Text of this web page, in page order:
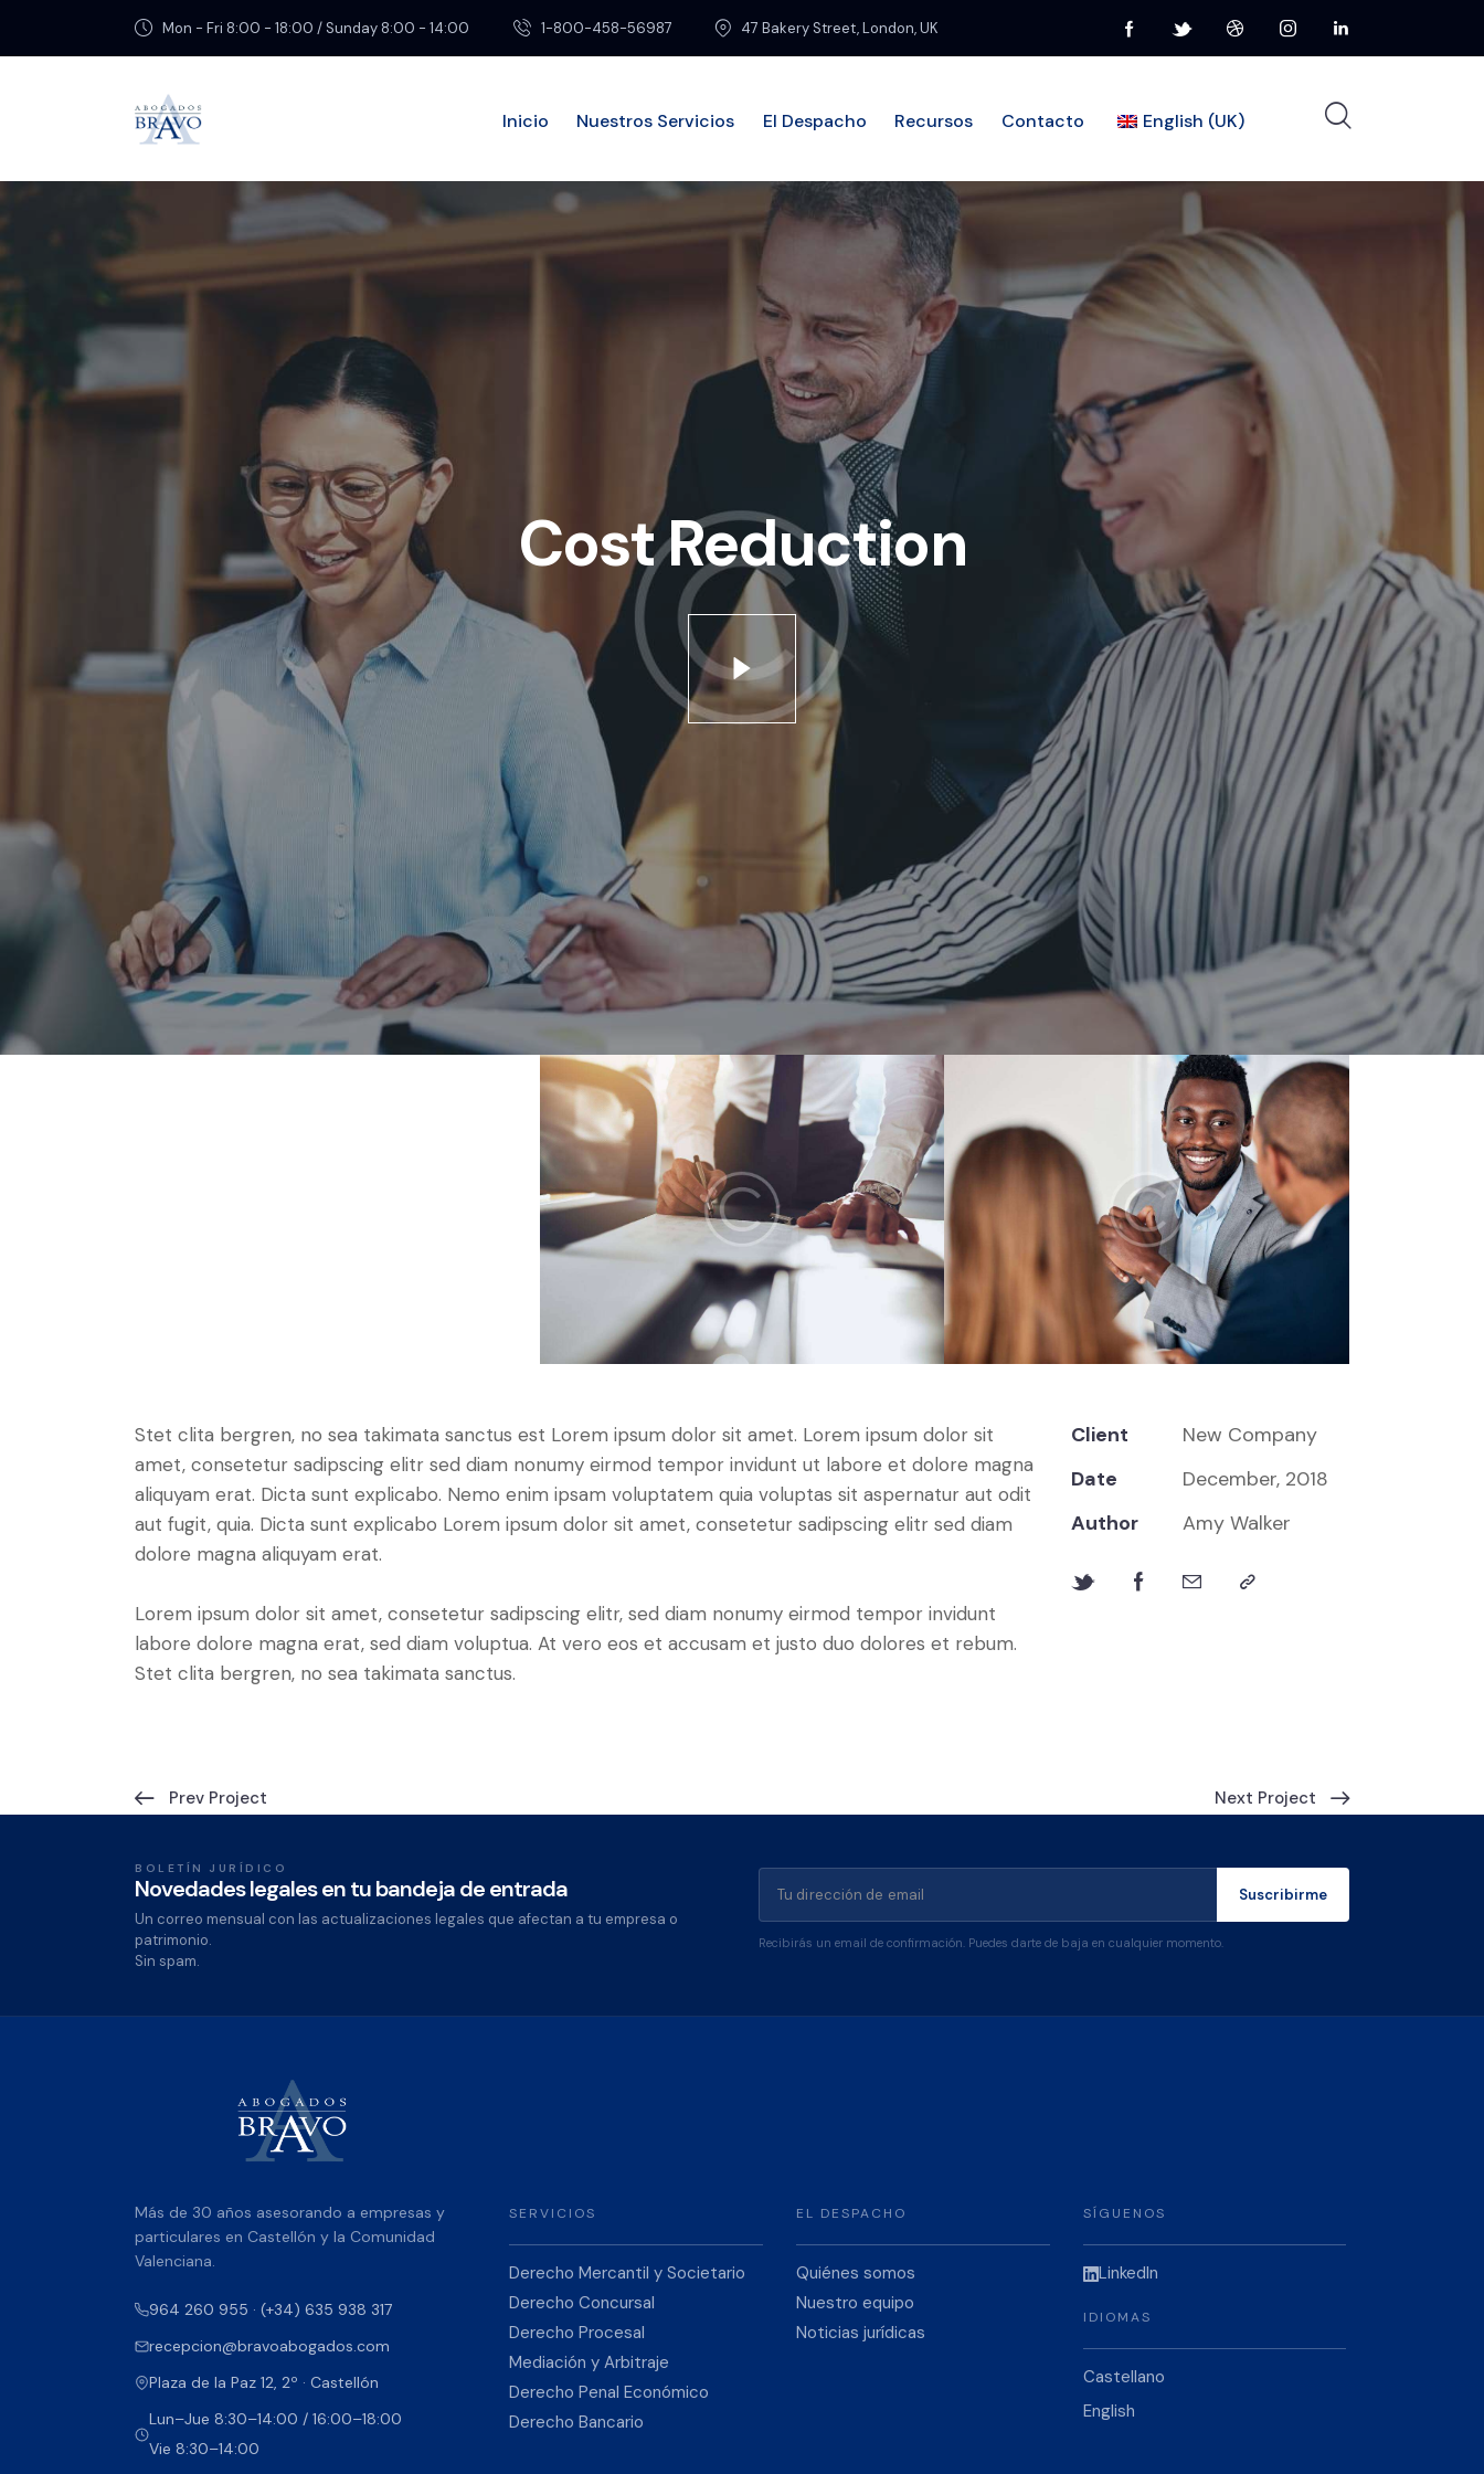
Mon - Fri 8:00 - 18:00 / Sunday 8:00 - 14:00 1-800-458-56987 47 Bakery Street, London, UK
Inicio Nuestros Servicios El Despacho Recursos Contacto English (UK)
Cost Reduction
Stet clita bergren, no sea takimata sanctus est Lorem ipsum dolor sit amet. Lorem ipsum dolor sit
amet, consetetur sadipscing elitr sed diam nonumy eirmod tempor invidunt ut labore et dolore magna
aliquyam erat. Dicta sunt explicabo. Nemo enim ipsam voluptatem quia voluptas sit aspernatur aut odit
aut fugit, quia. Dicta sunt explicabo Lorem ipsum dolor sit amet, consetetur sadipscing elitr sed diam
dolore magna aliquyam erat.
Lorem ipsum dolor sit amet, consetetur sadipscing elitr, sed diam nonumy eirmod tempor invidunt
labore dolore magna erat, sed diam voluptua. At vero eos et accusam et justo duo dolores et rebum.
Stet clita bergren, no sea takimata sanctus.
Client
New Company
Date
December, 2018
Author
Amy Walker
Prev Project Next Project
BOLETÍN JURÍDICO
Novedades legales en tu bandeja de entrada
Un correo mensual con las actualizaciones legales que afectan a tu empresa o
patrimonio.
Sin spam.
Suscribirme
Recibirás un email de confirmación. Puedes darte de baja en cualquier momento.
Más de 30 años asesorando a empresas y
particulares en Castellón y la Comunidad
Valenciana.
964 260 955 · (+34) 635 938 317
recepcion@bravoabogados.com
Plaza de la Paz 12, 2º · Castellón
Lun–Jue 8:30–14:00 / 16:00–18:00
Vie 8:30–14:00
SERVICIOS
Derecho Mercantil y Societario
Derecho Concursal
Derecho Procesal
Mediación y Arbitraje
Derecho Penal Económico
Derecho Bancario
EL DESPACHO
Quiénes somos
Nuestro equipo
Noticias jurídicas
SÍGUENOS
LinkedIn
IDIOMAS
Castellano
English